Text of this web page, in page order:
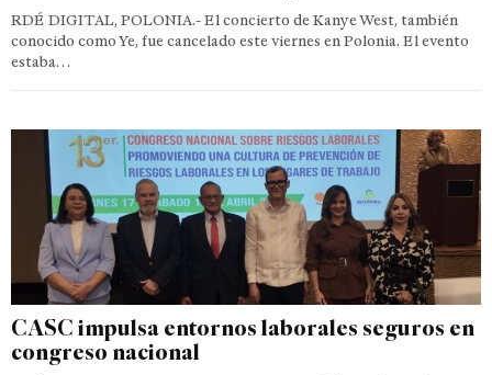
RDÉ DIGITAL, POLONIA.- El concierto de Kanye West, también
conocido como Ye, fue cancelado este viernes en Polonia. El evento
estaba…
CASC impulsa entornos laborales seguros en
congreso nacional